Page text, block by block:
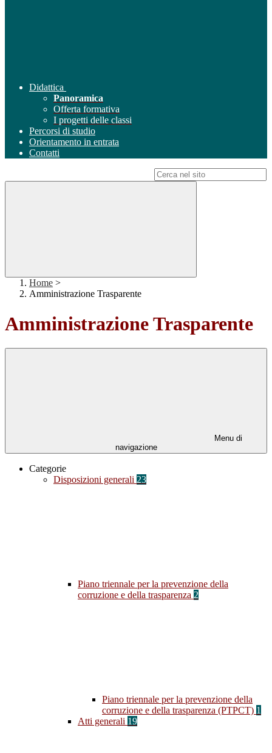
Didattica
Panoramica
Offerta formativa
I progetti delle classi
Percorsi di studio
Orientamento in entrata
Contatti
Home >
Amministrazione Trasparente
Amministrazione Trasparente
Menu di
navigazione
Categorie
Disposizioni generali 23
Piano triennale per la prevenzione della
corruzione e della trasparenza 2
Piano triennale per la prevenzione della
corruzione e della trasparenza (PTPCT) 1
Atti generali 19